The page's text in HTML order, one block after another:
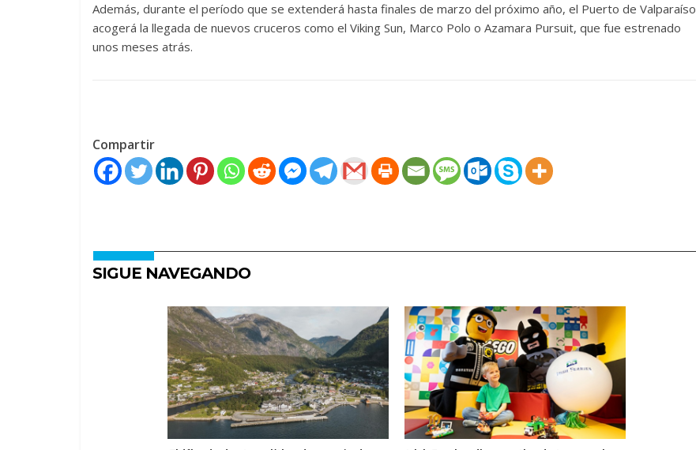
Además, durante el período que se extenderá hasta finales de marzo del próximo año, el Puerto de Valparaíso
acogerá la llegada de nuevos cruceros como el Viking Sun, Marco Polo o Azamara Pursuit, que fue estrenado
unos meses atrás.
Compartir
SIGUE NAVEGANDO